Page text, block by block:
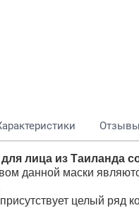
для лица из Таиланда
данной маски
целый ряд